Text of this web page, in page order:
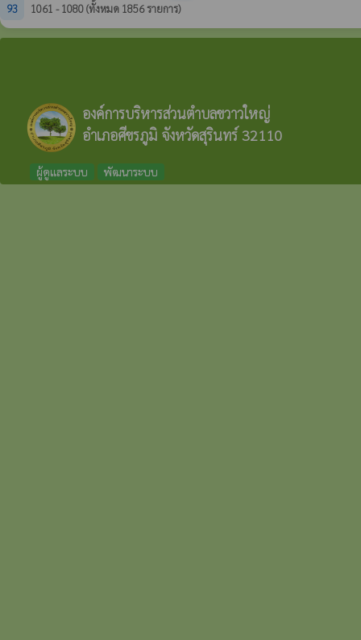
93 1061 - 1080 (ทั้งหมด 1856 รายการ)
องค์การบริหารส่วนตำบลขวาวใหญ่
อำเภอศีขรภูมิ จังหวัดสุรินทร์ 32110
ผู้ดูแลระบบ พัฒนาระบบ